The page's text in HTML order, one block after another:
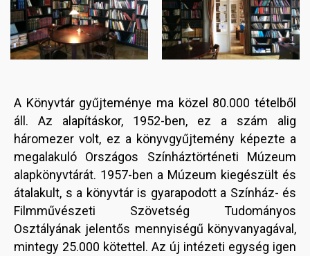
A Könyvtár gyűjteménye ma közel 80.000 tételből
áll. Az alapításkor, 1952-ben, ez a szám alig
háromezer volt, ez a könyvgyűjtemény képezte a
megalakuló Országos Színháztörténeti Múzeum
alapkönyvtárát. 1957-ben a Múzeum kiegészült és
átalakult, s a könyvtár is gyarapodott a Színház- és
Filmművészeti Szövetség Tudományos
Osztályának jelentős mennyiségű könyvanyagával,
mintegy 25.000 kötettel. Az új intézeti egység igen